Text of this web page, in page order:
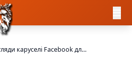
Безкоштовні перегляди каруселі Facebook для миттєвого збільшення охоплення вашого контенту